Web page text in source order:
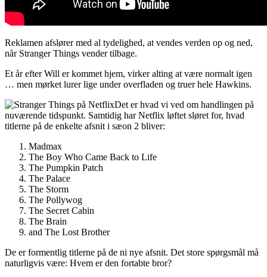
Reklamen afslører med al tydelighed, at vendes verden op og ned,
når Stranger Things vender tilbage.
Et år efter Will er kommet hjem, virker alting at være normalt igen
… men mørket lurer lige under overfladen og truer hele Hawkins.
Det er hvad vi ved om handlingen på
nuværende tidspunkt. Samtidig har Netflix løftet sløret for, hvad
titlerne på de enkelte afsnit i sæon 2 bliver:
Madmax
The Boy Who Came Back to Life
The Pumpkin Patch
The Palace
The Storm
The Pollywog
The Secret Cabin
The Brain
and The Lost Brother
De er formentlig titlerne på de ni nye afsnit. Det store spørgsmål må
naturligvis være: Hvem er den fortabte bror?